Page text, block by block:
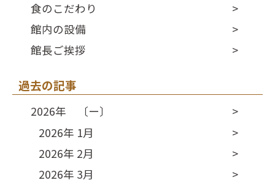
食のこだわり
館内の設備
館長ご挨拶
過去の記事
2026年 〔ー〕
2026年 1月
2026年 2月
2026年 3月